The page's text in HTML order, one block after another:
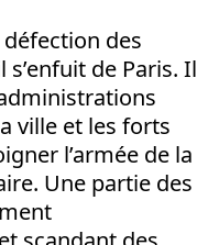
défection des
de Paris. Il
ville et les forts
l’armée de la
Une partie des